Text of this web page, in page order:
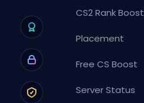
CS2 Rank Boost
Placement
Free CS Boost
Server Status